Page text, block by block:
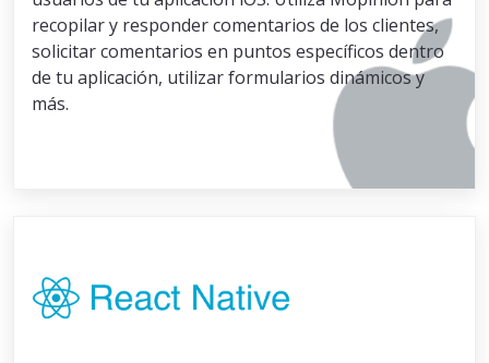
recopilar y responder comentarios de los clientes,
solicitar comentarios en puntos específicos dentro
de tu aplicación, utilizar formularios dinámicos y
más.